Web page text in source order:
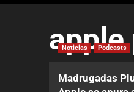
apple
Noticias Podcasts
Madrugadas